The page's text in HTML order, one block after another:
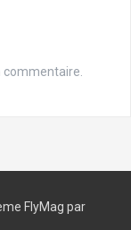
commentaire.
FlyMag par